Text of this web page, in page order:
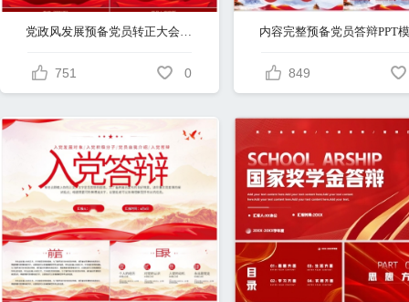
751 0
内容完整预备党员答辩PPT
849